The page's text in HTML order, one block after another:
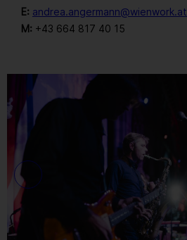
E: andrea.angermann@wienwork.at
M: +43 664 817 40 15
/ 259